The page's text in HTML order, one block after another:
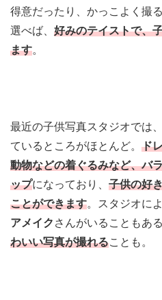
得意だったり、かっこよく撮
選べば、 好みのテイストで、
ます。
最近の子供写真スタジオでは
ているところがほとんど。 ド
動物などの着ぐるみなど、バ
ップになっており、 子供の好
ことができます。スタジオに
アメイク さんがいることもある
わいい写真が撮れることも。